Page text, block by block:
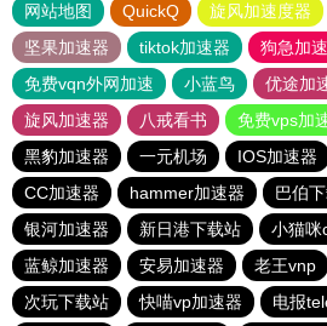
网站地图 QuickQ 旋风加速度器
坚果加速器
tiktok加速器
狗急加
免费vqn外网加速
小蓝鸟 优途加
旋风加速器
八戒看书
免费vps加
黑豹加速器
一元机场 IOS加速器
CC加速器
hammer加速器 巴伯
银河加速器
新日港下载站
小猫咪
蓝鲸加速器
安易加速器 老王vnp
次玩下载站
快喵vp加速器 电报